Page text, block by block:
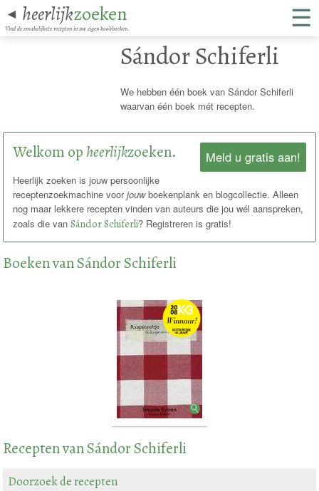
◄ heerlijkzoeken
Vind de smakelijkste recepten in uw eigen kookboeken. ☰
Sándor Schiferli
We hebben één boek van Sándor Schiferli
waarvan één boek mét recepten.
Meld u gratis aan!
Welkom op heerlijkzoeken.
Heerlijk zoeken is jouw persoonlijke
receptenzoekmachine voorjouwboekenplank en blogcollectie. Alleen
nog maar lekkere recepten vinden van auteurs die jou wél aanspreken,
zoals die vanSándor Schiferli? Registreren is gratis!
Boeken van Sándor Schiferli
Recepten van Sándor Schiferli
Doorzoek de recepten